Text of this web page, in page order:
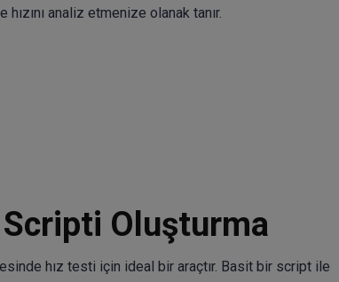
analiz etmenize olanak tanır.
Oluşturma
hız testi için ideal bir araçtır. Basit bir script ile